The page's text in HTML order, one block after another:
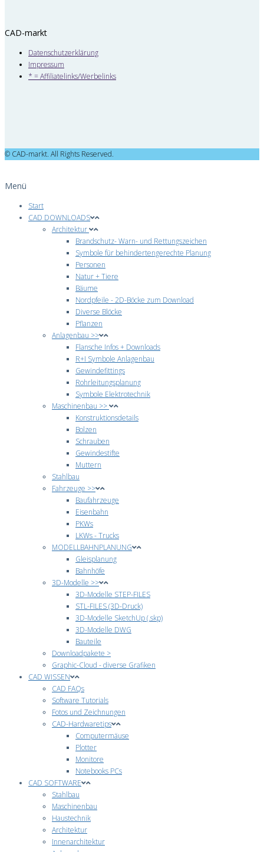
CAD-markt
Datenschutzerklärung
Impressum
* = Affiliatelinks/Werbelinks
© CAD-markt. All Rights Reserved.
Menü
Start
CAD DOWNLOADS
Architektur
Brandschutz- Warn- und Rettungszeichen
Symbole für behindertengerechte Planung
Personen
Natur + Tiere
Bäume
Nordpfeile - 2D-Böcke zum Download
Diverse Blöcke
Pflanzen
Anlagenbau >>
Flansche Infos + Downloads
R+I Symbole Anlagenbau
Gewindefittings
Rohrleitungsplanung
Symbole Elektrotechnik
Maschinenbau >>
Konstruktionsdetails
Bolzen
Schrauben
Gewindestifte
Muttern
Stahlbau
Fahrzeuge >>
Baufahrzeuge
Eisenbahn
PKWs
LKWs - Trucks
MODELLBAHNPLANUNG
Gleisplanung
Bahnhöfe
3D-Modelle >>
3D-Modelle STEP-FILES
STL-FILES (3D-Druck)
3D-Modelle SketchUp (.skp)
3D-Modelle DWG
Bauteile
Downloadpakete >
Graphic-Cloud - diverse Grafiken
CAD WISSEN
CAD FAQs
Software Tutorials
Fotos und Zeichnungen
CAD-Hardwaretips
Computermäuse
Plotter
Monitore
Notebooks PCs
CAD SOFTWARE
Stahlbau
Maschinenbau
Haustechnik
Architektur
Innenarchitektur